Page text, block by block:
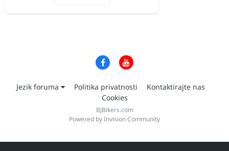
Jezik foruma Politika privatnosti
Kontaktirajte nas
Cookies
BJBikers.com
Powered by Invision Community